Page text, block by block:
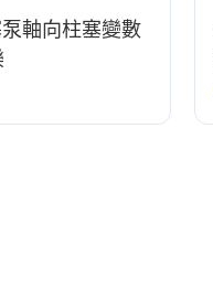
軸向柱塞變數